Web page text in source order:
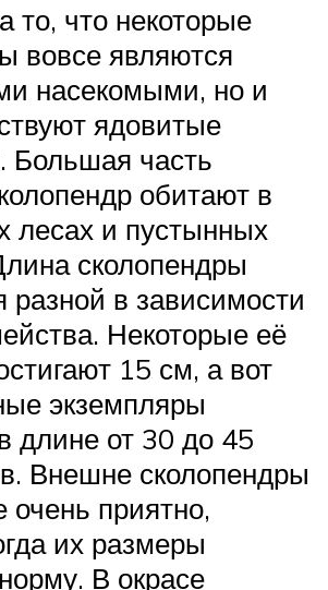
то, что некоторые
вовсе являются
насекомыми, но и
ядовитые
Большая часть
обитают в
лесах и пустынных
сколопендры
разной в зависимости
Некоторые её
15 см, а вот
экземпляры
длине от 30 до 45
Внешне сколопендры
очень приятно,
их размеры
В окрасе